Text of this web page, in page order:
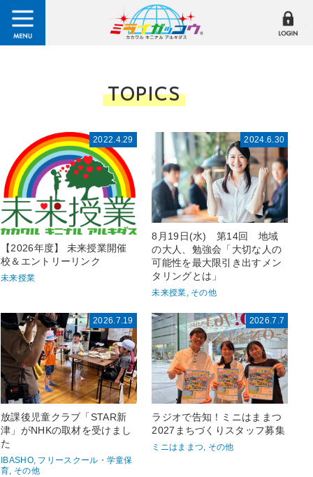
TOPICS
【2026年度】 未来授業開催
校＆エントリーリンク
2022.4.29
未来授業
8月19日(水) 第14回 地域
の大人、勉強会「大切な人の
可能性を最大限引き出すメン
タリングとは」
2024.6.30
未来授業, その他
放課後児童クラブ「STAR新
津」がNHKの取材を受けまし
た
2026.7.19
IBASHO, フリースクール・学童保
育, その他
ラジオで告知！ミニはままつ
2027まちづくりスタッフ募集
2026.7.7
ミニはままつ, その他